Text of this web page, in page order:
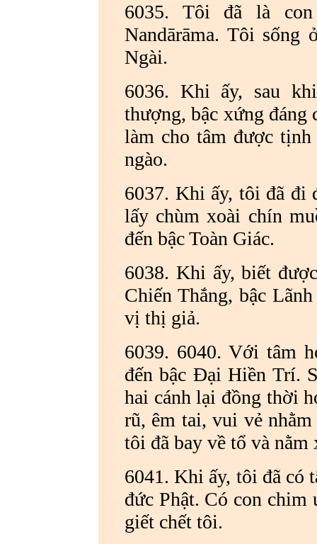
6035. Tôi đã là
Nandārāma. Tôi sống
Ngài.
6036. Khi ấy, sau
thượng, bậc xứng đáng
làm cho tâm được
ngào.
6037. Khi ấy, tôi đã đi
lấy chùm xoài chín
đến bậc Toàn Giác.
6038. Khi ấy, biết
Chiến Thắng, bậc
vị thị giả.
6039. 6040. Với tâm
đến bậc Đại Hiền Trí.
hai cánh lại đồng thời
rũ, êm tai, vui vẻ
tôi đã bay về tổ và nằm
6041. Khi ấy, tôi đã có
đức Phật. Có con chim
giết chết tôi.